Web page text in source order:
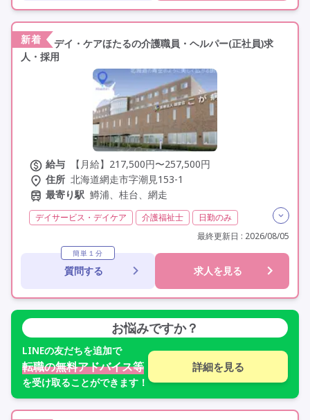
新着
デイ・ケアほたるの介護職員・ヘルパー(正社員)求
人・採用
給与
【月給】217,500円〜257,500円
住所 北海道網走市字潮見153-1
最寄り駅 鱒浦、桂台、網走
デイサービス・デイケア 介護福祉士
日勤のみ
残業ほぼなし
常勤
社会保険完備
交通費支給
託児所・保育支援あり
年間休日120日以上
年間休日110日以上
学歴不問
最終更新日 : 2026/08/05
簡単１分
質問する 求人を見る
お悩みですか？
LINEの友だちを追加で
転職の無料アドバイス等
を受け取ることができます！
詳細を見る